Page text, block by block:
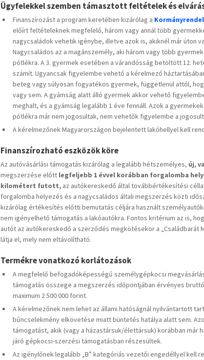
Ügyfelekkel szemben támasztott feltételek és
Finanszírozást a program keretében kizárólag a
előírt feltételeknek megfelelő, három vagy annál több
nagycsaládok vehetik igénybe, illetve azok is, akiknél már úton
Nagycsaládos az a magánszemély, aki három vagy több
pótlékra. A 3. gyermek esetében a várandósság betöltött 12.
számít. Ugyancsak figyelembe vehető a kérelmező
beteg vagy súlyosan fogyatékos gyermek, függetlenül attól,
vagy sem. A gyámság alatt álló gyermek akkor vehető
meghalt, és a gyámság legalább 1 éve fennáll. Azok a
pótlékra már nem jogosultak, nem vehetők figyelembe a
A kérelmezőnek Magyarországon bejelentett lakóhellyel kell
Finanszírozható eszközök köre
Az autóvásárlási támogatás kizárólag a legalább hétszemélyes, új,
megszerzése előtt legfeljebb 1 évvel korábban forgalomba
kilométert futott, az autókereskedő által továbbértékesítési
forgalomba helyezés és a nagycsaládos általi megszerzés közti
kizárólag értékesítés előtti bemutatás céljára használt
nem igényelhető támogatás a lakóautókra. Fontos kritérium az is,
autót az autókereskedő a szerződés megkötésekor a „Családbarát
látja el, mely nem eltávolítható.
Termékre vonatkozó korlátozások
A megfelelő befogadóképességű személygépkocsi
támogatás összege a megszerzés időpontjában érvényes
maximum 2 500 000 forint.
A kérelmezőnek nem lehet az állami hatóságnál nyilvántartott
bűncselekmény elkövetése miatt büntetés hatálya alatt sem.
támogatást, akik (vagy a házastársuk/élettársuk) korábban már
járó gépkocsi-szerzési támogatásban részesültek.
Az igénylőnek legalább „B” kategóriás vezetői engedéllyel kell